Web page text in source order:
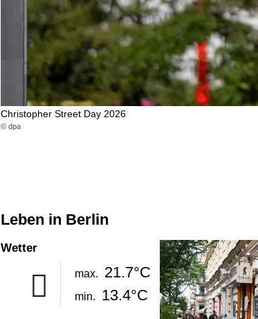
Christopher Street Day 2026
© dpa
Leben in Berlin
Wetter
max. 21.7°C
min. 13.4°C